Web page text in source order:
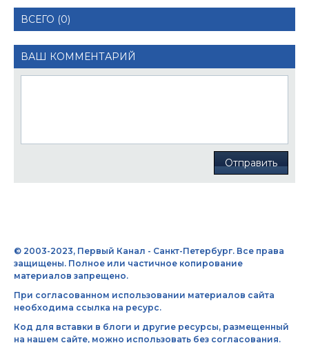
ВСЕГО (0)
ВАШ КОММЕНТАРИЙ
Отправить
© 2003-2023, Первый Канал - Санкт-Петербург. Все права
защищены. Полное или частичное копирование
материалов запрещено.
При согласованном использовании материалов сайта
необходима ссылка на ресурс.
Код для вставки в блоги и другие ресурсы, размещенный
на нашем сайте, можно использовать без согласования.